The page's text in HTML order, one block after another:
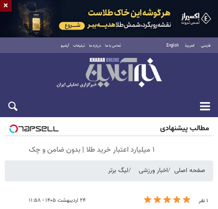
فارسی العربية English تماس با ما درباره ما تبلیغات آرشیو
پنجشنبه ۱۵ مرداد ۱۴۰۵
مطالب پیشنهادی
۱ میلیارد اعتبار خرید طلا | بدون ضامن و چک
صفحه اصلی اخبار ورزشی لیگ برتر
۱ نفر ۲۴ اردیبهشت ۱۴۰۵ - ۱۱:۵۸
×